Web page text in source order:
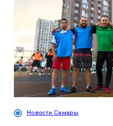
Новости Самары